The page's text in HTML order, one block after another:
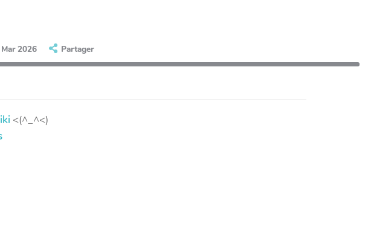
2026 Partager
<(^_^<)